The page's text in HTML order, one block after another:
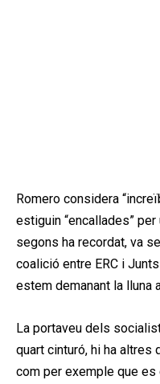
Romero considera
estiguin “encallades”
segons ha recordat, va
coalició entre ERC i
estem demanant la lluna
La portaveu dels
quart cinturó, hi ha altres
com per exemple que es